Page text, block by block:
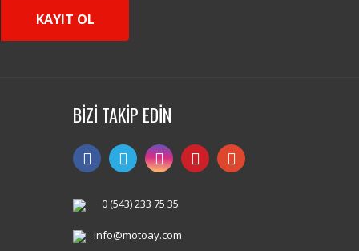
KAYIT OL
BİZİ TAKİP EDİN
0 (543) 233 75 35
info@motoay.com